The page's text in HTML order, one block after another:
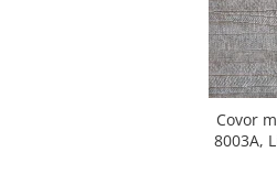
Covor
8003A,